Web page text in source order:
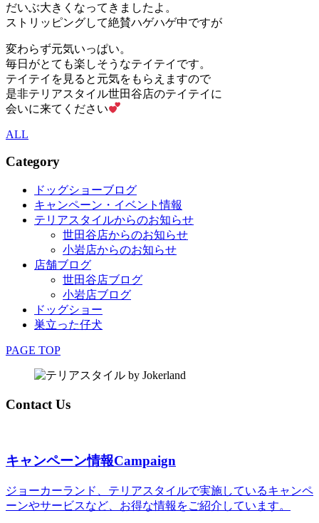
だいぶ大きくなってきましたよ。
ストリッピングして絶賛ハゲハゲ中ですが
変わらず元気いっぱい。
毎日がとても楽しそうなテイテイです。
テイテイを見ると元気をもらえますので
是非テリアスタイル世田谷店のテイテイに
会いに来てください
ALL
Category
ドッグショーブログ
キャンペーン・イベント情報
テリアスタイルからのお知らせ
世田谷店からのお知らせ
小岩店からのお知らせ
店舗ブログ
世田谷店ブログ
小岩店ブログ
ドッグショー
巣立った仔犬
PAGE TOP
Contact Us
キャンペーン情報Campaign
ジョーカーランド、テリアスタイルで実施しているキャンペ
ーンやサービスなど、お得な情報をご紹介しています。